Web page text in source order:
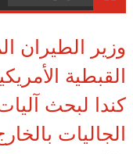
وزير الطيران
القبطية
كندا لبحث
الجاليات